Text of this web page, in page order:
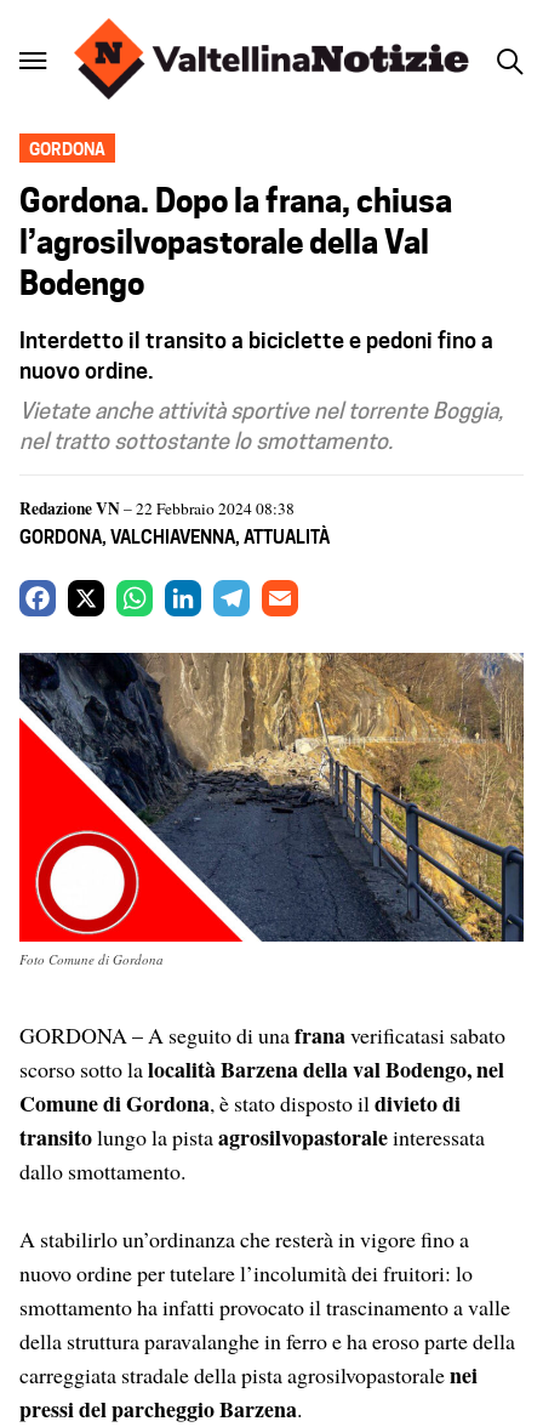
GORDONA
Gordona. Dopo la frana, chiusa
l’agrosilvopastorale della Val
Bodengo
Interdetto il transito a biciclette e pedoni fino a
nuovo ordine.
Vietate anche attività sportive nel torrente Boggia,
nel tratto sottostante lo smottamento.
Redazione VN– 22 Febbraio 2024 08:38
GORDONA, VALCHIAVENNA, ATTUALITÀ
c
e
b
k
a
t
s
A
p
p
n
k
e
d
I
n
l
e
g
r
m
a
i
l
Foto Comune di Gordona
GORDONA – A seguito di unafranaverificatasi sabato
scorso sotto lalocalità Barzena della val Bodengo, nel
Comune di Gordona, è stato disposto ildivieto di
transitolungo la pistaagrosilvopastoraleinteressata
dallo smottamento.
A stabilirlo un’ordinanza che resterà in vigore fino a
nuovo ordine per tutelare l’incolumità dei fruitori: lo
smottamento ha infatti provocato il trascinamento a valle
della struttura paravalanghe in ferro e ha eroso parte della
carreggiata stradale della pista agrosilvopastoralenei
pressi del parcheggio Barzena.